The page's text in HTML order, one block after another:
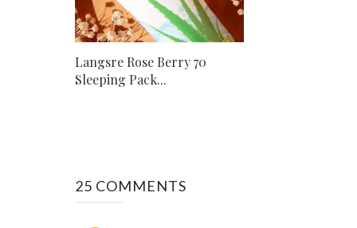
Langsre Rose Berry 70
Sleeping Pack...
25 COMMENTS